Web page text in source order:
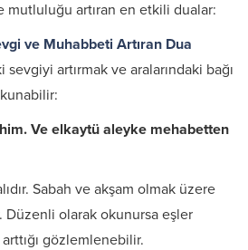
mutluluğu artıran en etkili dualar:
ve Muhabbeti Artıran Dua
sevgiyi artırmak ve aralarındaki bağı
Ve elkaytü aleyke mehabetten
Sabah ve akşam olmak üzere
Düzenli olarak okunursa eşler
gözlemlenebilir.